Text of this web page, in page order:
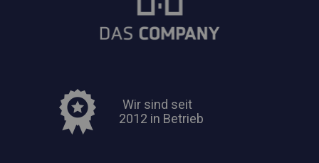
Wir sind seit
2012 in Betrieb